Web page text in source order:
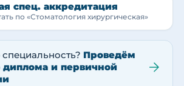
спец. аккредитация
по «Стоматология хирургическая»
Проведём
диплома и первичной